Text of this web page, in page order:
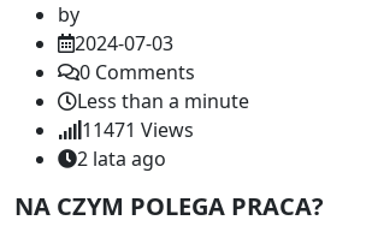
by
2024-07-03
0 Comments
Less than a minute
11471 Views
2 lata ago
NA CZYM POLEGA PRACA?